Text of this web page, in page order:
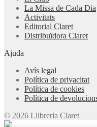
La Missa de Cada Dia
Activitats
Editorial Claret
Distribuïdora Claret
Ajuda
Avís legal
Política de privacitat
Política de cookies
Política de
© 2026 Llibreria Claret